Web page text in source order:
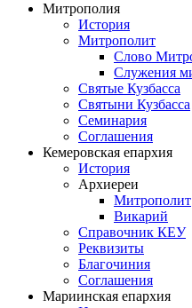
Митрополия
История
Митрополит
Слово
Служения
Святые Кузбасса
Святыни Кузбасса
Семинария
Соглашения
Кемеровская епархия
История
Архиереи
Митрополит
Викарий
Справочник КЕУ
Реквизиты
Благочиния
Соглашения
Мариинская епархия